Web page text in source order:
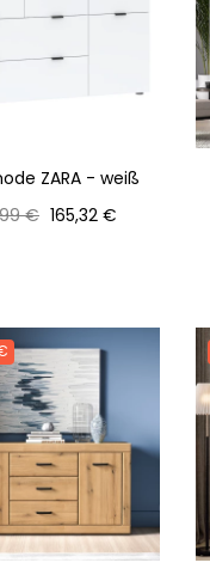
ZARA - weiß
€ Preis
165,32 €